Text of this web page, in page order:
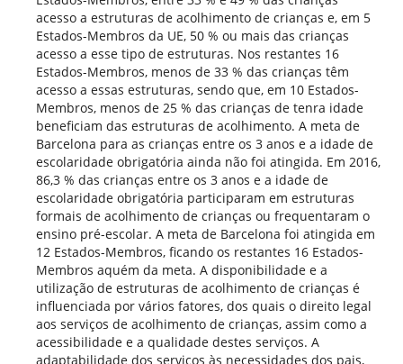
acesso a estruturas de acolhimento de crianças e, em 5
Estados-Membros da UE, 50 % ou mais das crianças
acesso a esse tipo de estruturas. Nos restantes 16
Estados-Membros, menos de 33 % das crianças têm
acesso a essas estruturas, sendo que, em 10 Estados-
Membros, menos de 25 % das crianças de tenra idade
beneficiam das estruturas de acolhimento. A meta de
Barcelona para as crianças entre os 3 anos e a idade de
escolaridade obrigatória ainda não foi atingida. Em 2016,
86,3 % das crianças entre os 3 anos e a idade de
escolaridade obrigatória participaram em estruturas
formais de acolhimento de crianças ou frequentaram o
ensino pré-escolar. A meta de Barcelona foi atingida em
12 Estados-Membros, ficando os restantes 16 Estados-
Membros aquém da meta. A disponibilidade e a
utilização de estruturas de acolhimento de crianças é
influenciada por vários fatores, dos quais o direito legal
aos serviços de acolhimento de crianças, assim como a
acessibilidade e a qualidade destes serviços. A
adaptabilidade dos serviços às necessidades dos pais,